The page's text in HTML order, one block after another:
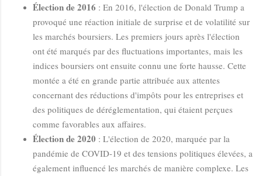
Élection de 2016 : En 2016, l'élection de Donald Trump a
provoqué une réaction initiale de surprise et de volatilité sur
les marchés boursiers. Les premiers jours après l'élection
ont été marqués par des fluctuations importantes, mais les
indices boursiers ont ensuite connu une forte hausse. Cette
montée a été en grande partie attribuée aux attentes
concernant des réductions d'impôts pour les entreprises et
des politiques de déréglementation, qui étaient perçues
comme favorables aux affaires.
Élection de 2020 : L'élection de 2020, marquée par la
pandémie de COVID-19 et des tensions politiques élevées, a
également influencé les marchés de manière complexe. Les